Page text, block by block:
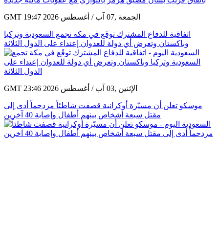
GMT 19:47 2026 الجمعة ,07 آب / أغسطس
اتفاقية للدفاع المشترك توقَع في مكة تجمع السعودية وتركيا
وباكستان وتعرض أي دولة للعدوان إعتداء على الدول الثلاثة
GMT 23:46 2026 الإثنين ,03 آب / أغسطس
موسكو تعلن أن مسيّرة أوكرانية قصفت شاطئاً مزدحماً أدى إلى
مقتل سبعة أشخاص بينهم أطفال وإصابة 40 آخرين